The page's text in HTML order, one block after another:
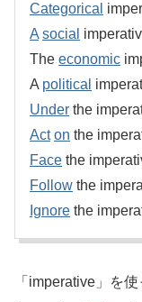
Categorical
A social
The economic
A political
Under the
Act on the
Face the
Follow the
Ignore the
「imperative」を